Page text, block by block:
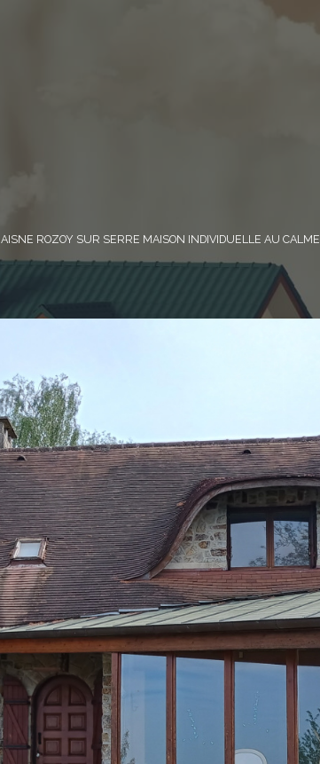
AISNE ROZOY SUR SERRE MAISON INDIVIDUELLE AU